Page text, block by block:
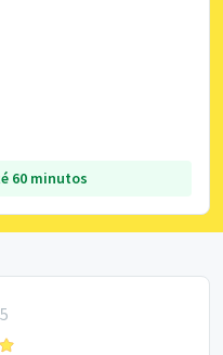
60 minutos
5